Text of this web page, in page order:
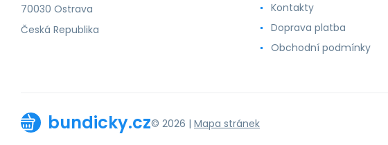
70030 Ostrava
Česká Republika
Kontakty
Doprava platba
Obchodní podmínky
bundicky.cz© 2026 | Mapa stránek